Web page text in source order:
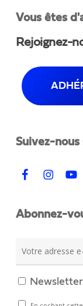
Vous êtes
Rejoignez-
Suivez-nous
Abonnez-